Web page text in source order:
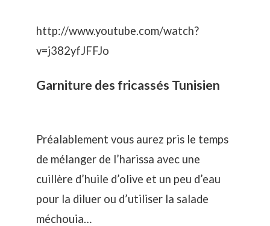
http://www.youtube.com/watch?
v=j382yfJFFJo
Garniture des fricassés Tunisien
Préalablement vous aurez pris le temps
de mélanger de l’harissa avec une
cuillère d’huile d’olive et un peu d’eau
pour la diluer ou d’utiliser la salade
méchouia…